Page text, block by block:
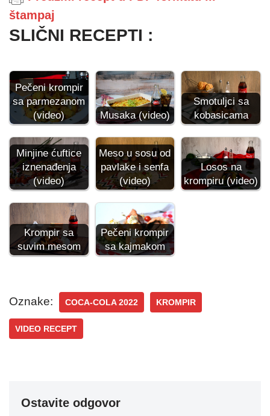
štampaj
SLIČNI RECEPTI :
Pečeni krompir
sa parmezanom
(video)
Musaka (video)
Smotuljci sa
kobasicama
Minjine ćuftice
iznenađenja
(video)
Meso u sosu od
pavlake i senfa
(video)
Losos na
krompiru (video)
Krompir sa
suvim mesom
Pečeni krompir
sa kajmakom
Oznake: COCA-COLA 2022 KROMPIR
VIDEO RECEPT
Ostavite odgovor